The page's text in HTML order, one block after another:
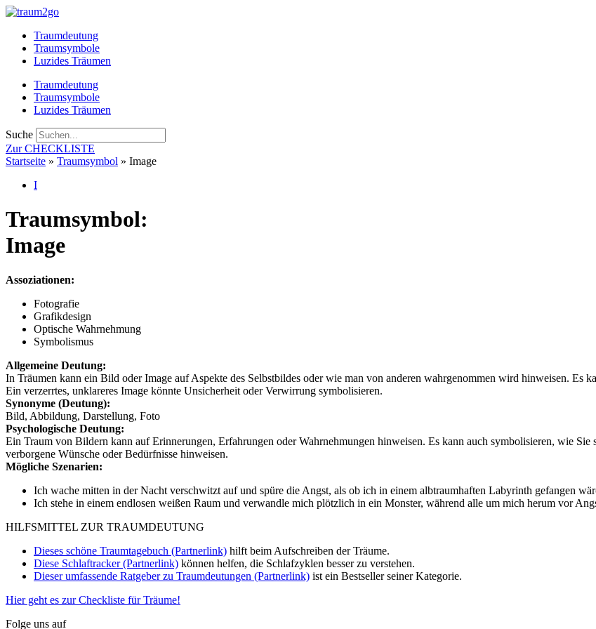
Zum
springenTraumdeutung
Traumsymbole
Luzides Träumen
Traumdeutung
Traumsymbole
Luzides Träumen
Suche
Zur CHECKLISTE
Startseite » Traumsymbol » Image
I
Traumsymbol:
Image
Assoziationen:
Fotografie
Grafikdesign
Optische Wahrnehmung
Symbolismus
Allgemeine Deutung:
In Träumen kann ein Bild oder Image auf Aspekte des Selbstbildes oder wie man von anderen wahrgenommen wird hinweisen. Es
Ein verzerrtes, unklareres Image könnte Unsicherheit oder Verwirrung symbolisieren.
Synonyme (Deutung):
Bild, Abbildung, Darstellung, Foto
Psychologische Deutung:
Ein Traum von Bildern kann auf Erinnerungen, Erfahrungen oder Wahrnehmungen hinweisen. Es kann auch symbolisieren, wie
verborgene Wünsche oder Bedürfnisse hinweisen.
Mögliche Szenarien:
Ich wache mitten in der Nacht verschwitzt auf und spüre die Angst, als ob ich in einem albtraumhaften Labyrinth gefangen
Ich stehe in einem endlosen weißen Raum und verwandle mich plötzlich in ein Monster, während alle um mich herum vor
HILFSMITTEL ZUR TRAUMDEUTUNG
Dieses schöne Traumtagebuch (Partnerlink) hilft beim Aufschreiben der Träume.
Diese Schlaftracker (Partnerlink) können helfen, die Schlafzyklen besser zu verstehen.
Dieser umfassende Ratgeber zu Traumdeutungen (Partnerlink) ist ein Bestseller seiner Kategorie.
Hier geht es zur Checkliste für Träume!
Folge uns auf